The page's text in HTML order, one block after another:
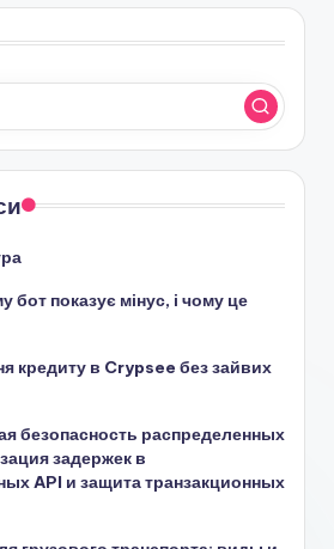
бот показує мінус, і чому це
кредиту в Crypsee без зайвих
безопасность распределенных
задержек в
API и защита транзакционных